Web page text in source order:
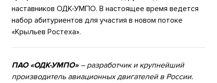
наставников ОДК-УМПО. В настоящее время ведется
набор абитуриентов для участия в новом потоке
«Крыльев Ростеха».
ПАО «ОДК-УМПО»– разработчик и крупнейший
производитель авиационных двигателей в России.